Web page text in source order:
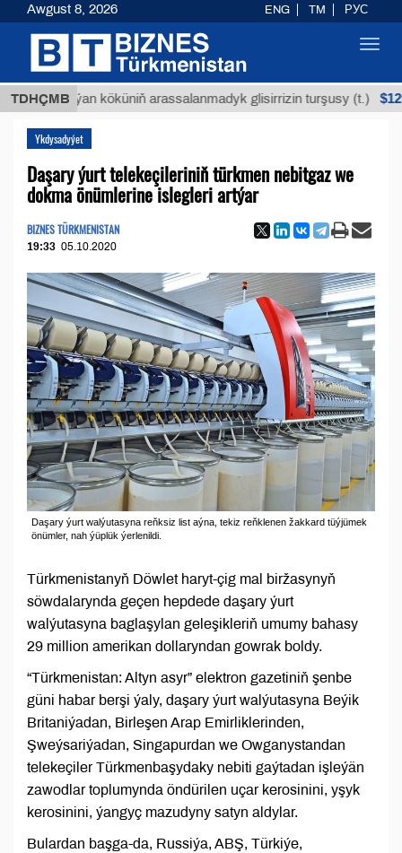
TDHÇMB
Buýan köküniň arassalanmadyk glisirrizin turşusy (t.) $12935,18
Ykdysadyýet
Daşary ýurt telekeçileriniň türkmen nebitgaz we
dokma önümlerine islegleri artýar
BIZNES TÜRKMENISTAN
19:33 05.10.2020
Daşary ýurt walýutasyna reňksiz list aýna, tekiz reňklenen žakkard tüýjümek
önümler, nah ýüplük ýerlenildi.
Türkmenistanyň Döwlet haryt-çig mal biržasynyň
söwdalarynda geçen hepdede daşary ýurt
walýutasyna baglaşylan geleşikleriň umumy bahasy
29 million amerikan dollaryndan gowrak boldy.
“Türkmenistan: Altyn asyr” elektron gazetiniň şenbe
güni habar berşi ýaly, daşary ýurt walýutasyna Beýik
Britaniýadan, Birleşen Arap Emirliklerinden,
Şweýsariýadan, Singapurdan we Owganystandan
telekeçiler Türkmenbaşydaky nebiti gaýtadan işleýän
zawodlar toplumynda öndürilen uçar kerosinini, yşyk
kerosinini, ýangyç mazudyny satyn aldylar.
Bulardan başga-da, Russiýa, ABŞ, Türkiýe,
Awgust 8, 2026 ENG TM РУС